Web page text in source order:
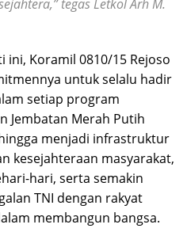
tegas Letkol Arh M.
ini, Koramil 0810/15 Rejoso
untuk selalu hadir
setiap program
Jembatan Merah Putih
menjadi infrastruktur
kesejahteraan masyarakat,
hari, serta semakin
TNI dengan rakyat
membangun bangsa.